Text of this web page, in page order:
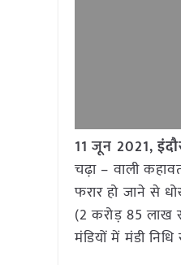
11 जून 2021,
चढ़ा – वाली
फरार हो जाने से
(2 करोड़ 85 लाख
मंडियों में मंडी